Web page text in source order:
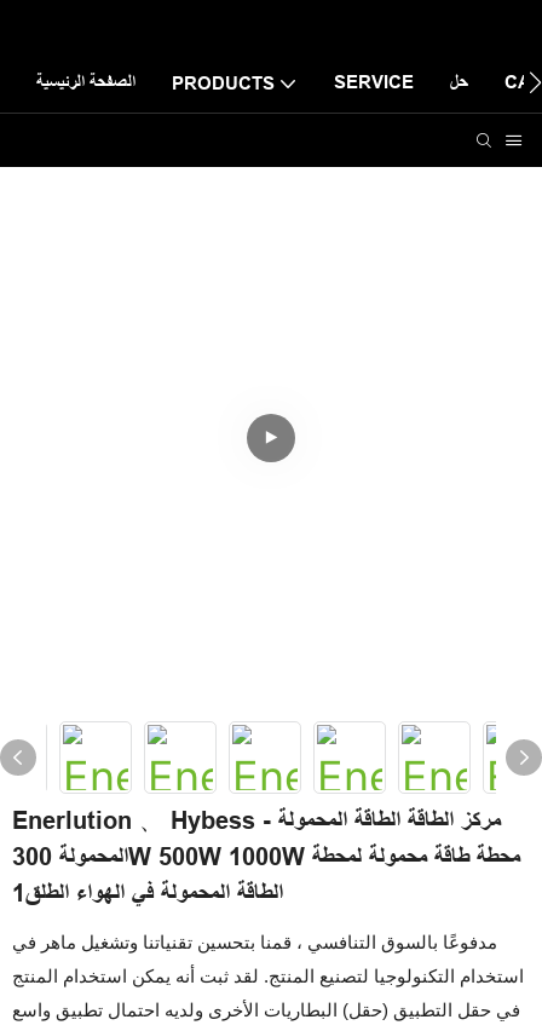
الصفحة الرئيسية PRODUCTS SERVICE حل
Enerlution 、 Hybess - مركز الطاقة الطاقة المحمولة
المحمولة 300W 500W 1000W محطة طاقة محمولة لمحطة
الطاقة المحمولة في الهواء الطلق1
مدفوعًا بالسوق التنافسي ، قمنا بتحسين تقنياتنا وتشغيل ماهر في
استخدام التكنولوجيا لتصنيع المنتج. لقد ثبت أنه يمكن استخدام المنتج
في حقل التطبيق (حقل) البطاريات الأخرى ولديه احتمال تطبيق واسع